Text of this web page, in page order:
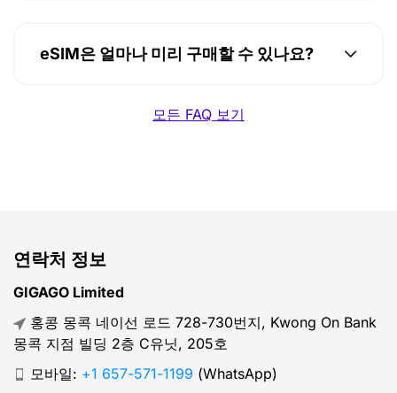
eSIM은 얼마나 미리 구매할 수 있나요?
모든 FAQ 보기
연락처 정보
GIGAGO Limited
홍콩 몽콕 네이선 로드 728-730번지, Kwong On Bank
몽콕 지점 빌딩 2층 C유닛, 205호
모바일: +1 657-571-1199 (WhatsApp)